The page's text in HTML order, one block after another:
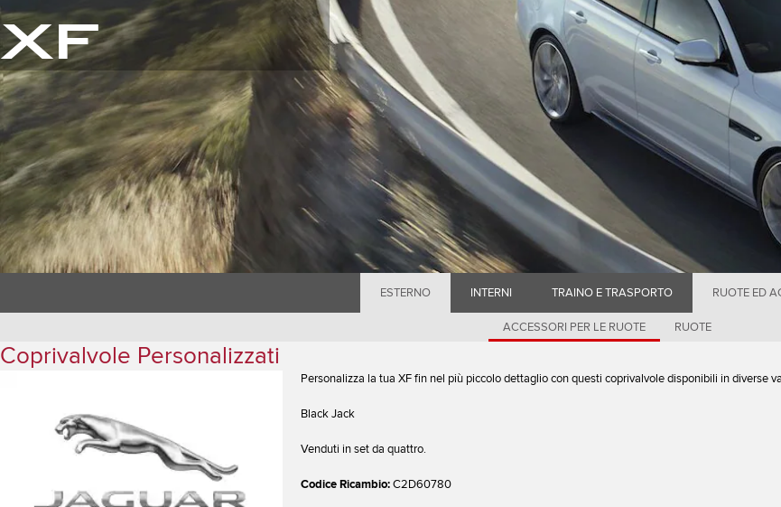
XF
ESTERNO INTERNI TRAINO E TRASPORTO RUOTE ED
ACCESSORI PER LE RUOTE RUOTE
Coprivalvole Personalizzati
Personalizza la tua XF fin nel più piccolo dettaglio con questi coprivalvole disponibili in diverse
Black Jack
Venduti in set da quattro.
Codice Ricambio:C2D60780